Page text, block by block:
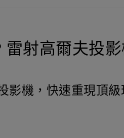
射高爾夫投
影機，快速重現頂